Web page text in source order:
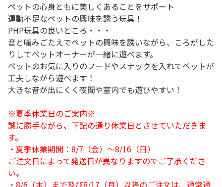
ペットの心身ともに美しくあることをサポート
運動不足なペットの興味を誘う玩具！
PHP玩具の良いところ・・・
音と噛みごたえでペットの興味を誘いながら、ころがした
りしてペットオーナーが一緒に遊べます。
ペットのお気に入りのフードやスナックを入れてペットが
工夫しながら遊べます！
大きな音が出にくく夜間や室内でも遊びやすい！
※夏季休業日のご案内※
誠に勝手ながら、下記の通り休業日とさせていただきま
す。
・夏季休業期間：8/7（金）～8/16（日）
ご注文日によって発送日が異なりますのでご了承くださ
い。
・8/6（木）まで及び8/17（月）以降のご注文は、通常通